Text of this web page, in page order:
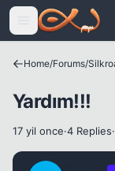
Icerige atla
Home/Forums/
Yardım!!!
17 yil once·4 Replies·